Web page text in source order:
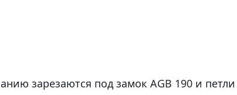
зарезаются под замок AGB 190 и петли